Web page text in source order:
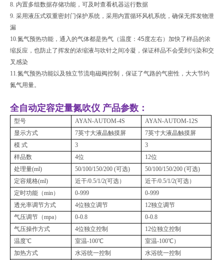
8. 内置多组数据存储功能，可及时查看机器运行数据
9. 采用液压式双重密封门保护系统，采用内置循环风机系统，确保无挥发物泄
漏
10. 氮气预热功能，通入的气体都是热气（温度： 45度左右）加快了样品的浓
缩反应，也防止了挥发的浓缩液与吹针之间冷凝，保证样品不会受到污染和交
叉感染
11. 氮气预热功能以及独立节流电磁阀控制，保证了气路的气密性，大大节约
氮气用量。
全自动定容定量氮吹仪 产品参数：
型号 AYAN-AUTOM-4S
AYAN-AUTOM-12S
显示方式
7英寸大液晶触摸屏
7英寸大液晶触摸屏
模 式
3
3
样品数
4位
12位
处理量(ml)
50/100/150/200 (可选)
50/100/150/200 (可选)
定容规格(ml)
近干/0.5/1/2(可选）
近干/0.5/1/2(可选）
定时功能（min）
0-999
0-999
透光率调节方式
4位独立调节
12独立调节
气压调节（mpa）
0-0.8
0-0.8
气压操作方式
4位独立控制
12位独立控制
温度℃
室温-100℃
室温-100℃）
加热方式
水浴统一控制
水浴统一控制